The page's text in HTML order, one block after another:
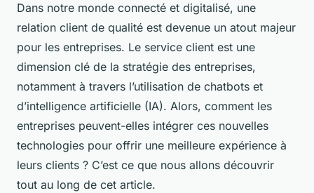
Dans notre monde connecté et digitalisé, une
relation client de qualité est devenue un atout majeur
pour les entreprises. Le service client est une
dimension clé de la stratégie des entreprises,
notamment à travers l’utilisation de chatbots et
d’intelligence artificielle (IA). Alors, comment les
entreprises peuvent-elles intégrer ces nouvelles
technologies pour offrir une meilleure expérience à
leurs clients ? C’est ce que nous allons découvrir
tout au long de cet article.